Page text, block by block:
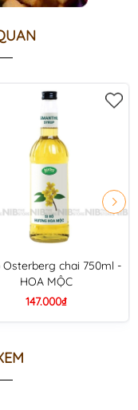
Osterberg chai 750ml -
HOA MỘC
147.000₫